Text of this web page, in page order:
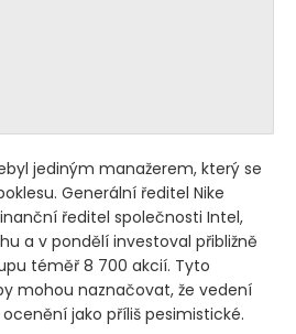
jediným manažerem, který se
Generální ředitel Nike
ředitel společnosti Intel,
a v pondělí investoval přibližně
téměř 8 700 akcií. Tyto
mohou naznačovat, že vedení
jako příliš pesimistické.